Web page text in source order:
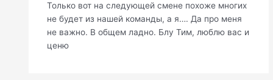
Только вот на следующей смене похоже многих
не будет из нашей команды, а я…. Да про меня
не важно. В общем ладно. Блу Тим, люблю вас и
ценю